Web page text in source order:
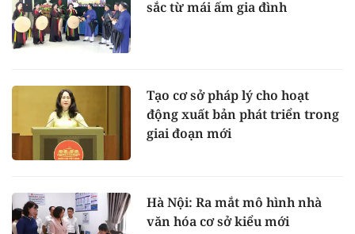
sắc từ mái ấm gia đình
Tạo cơ sở pháp lý cho hoạt
động xuất bản phát triển trong
giai đoạn mới
Hà Nội: Ra mắt mô hình nhà
văn hóa cơ sở kiểu mới